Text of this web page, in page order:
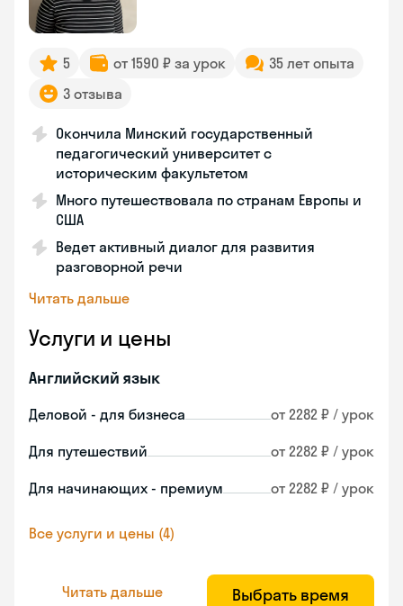
5 от 1590 ₽ за урок
35 лет опыта
3 отзыва
Окончила Минский государственный
педагогический университет с
историческим факультетом
Много путешествовала по странам Европы и
США
Ведет активный диалог для развития
разговорной речи
Читать дальше
Услуги и цены
Английский язык
Деловой - для бизнеса от 2282 ₽ / урок
Для путешествий от 2282 ₽ / урок
Для начинающих - премиум от 2282 ₽ / урок
Все услуги и цены (4)
Читать дальше Выбрать время